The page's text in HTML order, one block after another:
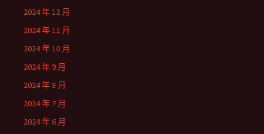
2024 年 12 月
2024 年 11 月
2024 年 10 月
2024 年 9 月
2024 年 8 月
2024 年 7 月
2024 年 6 月